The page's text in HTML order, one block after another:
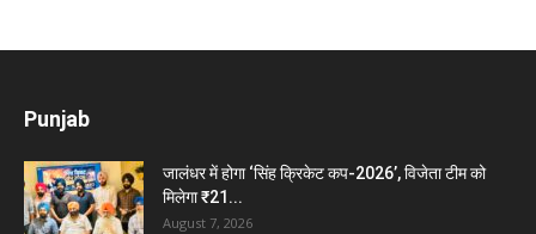
Punjab
जालंधर में होगा ‘सिंह क्रिकेट कप-2026’, विजेता टीम को
मिलेगा ₹21...
August 7, 2026